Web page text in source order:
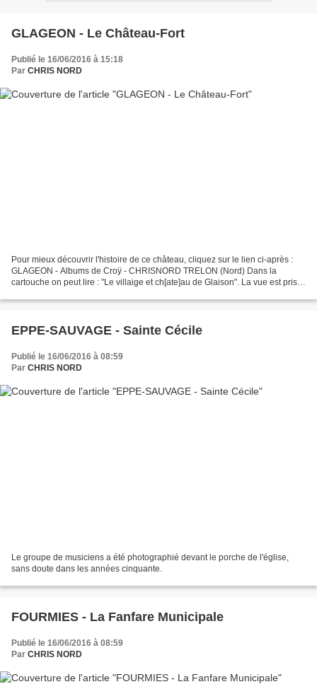
GLAGEON - Le Château-Fort
Publié le 16/06/2016 à 15:18
Par CHRIS NORD
Pour mieux découvrir l'histoire de ce château, cliquez sur le lien ci-après :
GLAGEON - Albums de Croÿ - CHRISNORD TRELON (Nord) Dans la
cartouche on peut lire : "Le villaige et ch[ate]au de Glaison". La vue est prise
EPPE-SAUVAGE - Sainte Cécile
Publié le 16/06/2016 à 08:59
Par CHRIS NORD
Le groupe de musiciens a été photographié devant le porche de l'église,
sans doute dans les années cinquante.
FOURMIES - La Fanfare Municipale
Publié le 16/06/2016 à 08:59
Par CHRIS NORD